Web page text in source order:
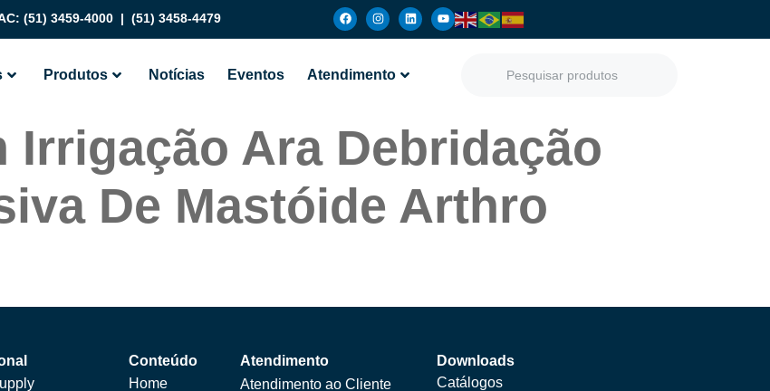
(51) 3459-4000 |(51) 3458-4479
Produtos Notícias Eventos Atendimento
Irrigação Ara Debridação
De Mastóide Arthro
Conteúdo
Home
Atendimento
Atendimento ao Cliente
Downloads
Catálogos